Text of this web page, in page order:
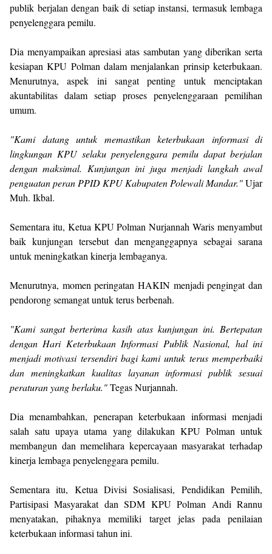
publik berjalan dengan baik di setiap instansi, termasuk lembaga
penyelenggara pemilu.
Dia menyampaikan apresiasi atas sambutan yang diberikan serta
kesiapan KPU Polman dalam menjalankan prinsip keterbukaan.
Menurutnya, aspek ini sangat penting untuk menciptakan
akuntabilitas dalam setiap proses penyelenggaraan pemilihan
umum.
"Kami datang untuk memastikan keterbukaan informasi di
lingkungan KPU selaku penyelenggara pemilu dapat berjalan
dengan maksimal. Kunjungan ini juga menjadi langkah awal
penguatan peran PPID KPU Kabupaten Polewali Mandar."Ujar
Muh. Ikbal.
Sementara itu, Ketua KPU Polman Nurjannah Waris menyambut
baik kunjungan tersebut dan menganggapnya sebagai sarana
untuk meningkatkan kinerja lembaganya.
Menurutnya, momen peringatan HAKIN menjadi pengingat dan
pendorong semangat untuk terus berbenah.
"Kami sangat berterima kasih atas kunjungan ini. Bertepatan
dengan Hari Keterbukaan Informasi Publik Nasional, hal ini
menjadi motivasi tersendiri bagi kami untuk terus memperbaiki
dan meningkatkan kualitas layanan informasi publik sesuai
peraturan yang berlaku."Tegas Nurjannah.
Dia menambahkan, penerapan keterbukaan informasi menjadi
salah satu upaya utama yang dilakukan KPU Polman untuk
membangun dan memelihara kepercayaan masyarakat terhadap
kinerja lembaga penyelenggara pemilu.
Sementara itu, Ketua Divisi Sosialisasi, Pendidikan Pemilih,
Partisipasi Masyarakat dan SDM KPU Polman Andi Rannu
menyatakan, pihaknya memiliki target jelas pada penilaian
keterbukaan informasi tahun ini.